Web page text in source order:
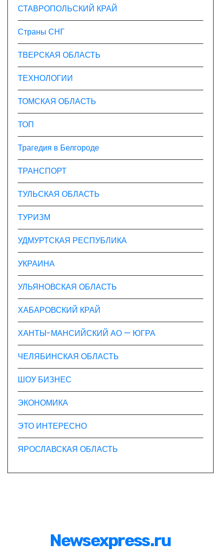
СТАВРОПОЛЬСКИЙ КРАЙ
Страны СНГ
ТВЕРСКАЯ ОБЛАСТЬ
ТЕХНОЛОГИИ
ТОМСКАЯ ОБЛАСТЬ
ТОП
Трагедия в Белгороде
ТРАНСПОРТ
ТУЛЬСКАЯ ОБЛАСТЬ
ТУРИЗМ
УДМУРТСКАЯ РЕСПУБЛИКА
УКРАИНА
УЛЬЯНОВСКАЯ ОБЛАСТЬ
ХАБАРОВСКИЙ КРАЙ
ХАНТЫ-МАНСИЙСКИЙ АО — ЮГРА
ЧЕЛЯБИНСКАЯ ОБЛАСТЬ
ШОУ БИЗНЕС
ЭКОНОМИКА
ЭТО ИНТЕРЕСНО
ЯРОСЛАВСКАЯ ОБЛАСТЬ
Newsexpress.ru